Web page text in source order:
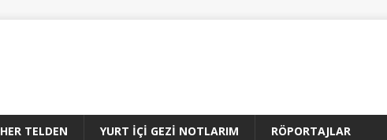
HER TELDEN YURT İÇI GEZI NOTLARIM RÖPORTAJLAR